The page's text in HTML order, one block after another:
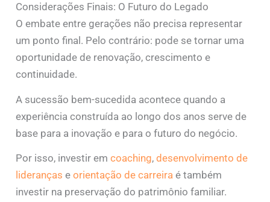
Considerações Finais: O Futuro do Legado
O embate entre gerações não precisa representar
um ponto final. Pelo contrário: pode se tornar uma
oportunidade de renovação, crescimento e
continuidade.
A sucessão bem-sucedida acontece quando a
experiência construída ao longo dos anos serve de
base para a inovação e para o futuro do negócio.
Por isso, investir emcoaching,desenvolvimento de
lideranças eorientação de carreiraé também
investir na preservação do patrimônio familiar.